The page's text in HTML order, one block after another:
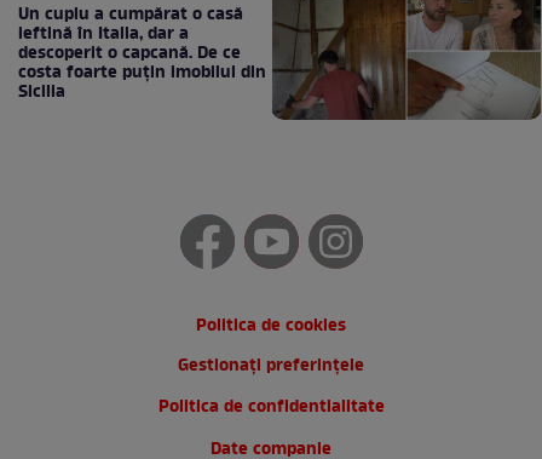
Un cuplu a cumpărat o casă
ieftină în Italia, dar a
descoperit o capcană. De ce
costa foarte puțin imobilul din
Sicilia
Politica de cookies
Gestionați preferințele
Politica de confidentialitate
Date companie